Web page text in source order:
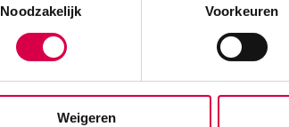
Noodzakelijk
Voorkeuren
Weigeren